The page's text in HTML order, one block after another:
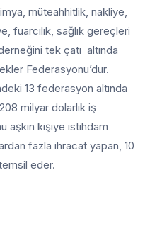
müteahhitlik, nakliye,
fuarcılık, sağlık gereçleri
tek çatı altında
Federasyonu’dur.
13 federasyon altında
milyar dolarlık iş
aşkın kişiye istihdam
fazla ihracat yapan, 10
eder.